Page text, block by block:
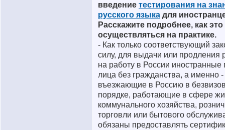
введение тестирования на
русского языка для
Расскажите подробнее, как это
осуществляться на практике.
- Как только соответствующий
силу, для выдачи или продления
на работу в России иностранные
лица без гражданства, а именно -
въезжающие в Россию в
порядке, работающие в сфере
коммунального хозяйства,
торговли или бытового
обязаны предоставлять